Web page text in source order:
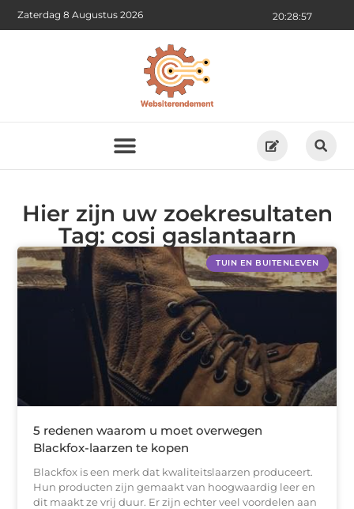
20:28:57
Zaterdag 8 Augustus 2026
Hier zijn uw zoekresultaten
Tag: cosi gaslantaarn
TUIN EN BUITENLEVEN
5 redenen waarom u moet overwegen
Blackfox-laarzen te kopen
Blackfox is een merk dat kwaliteitslaarzen produceert.
Hun producten zijn gemaakt van hoogwaardig leer en
dit maakt ze vrij duur. Er zijn echter veel voordelen aan